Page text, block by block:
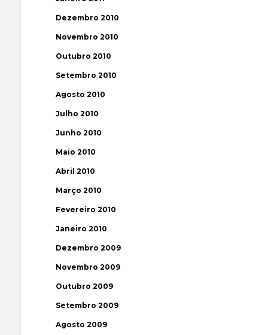
Dezembro 2010
Novembro 2010
Outubro 2010
Setembro 2010
Agosto 2010
Julho 2010
Junho 2010
Maio 2010
Abril 2010
Março 2010
Fevereiro 2010
Janeiro 2010
Dezembro 2009
Novembro 2009
Outubro 2009
Setembro 2009
Agosto 2009